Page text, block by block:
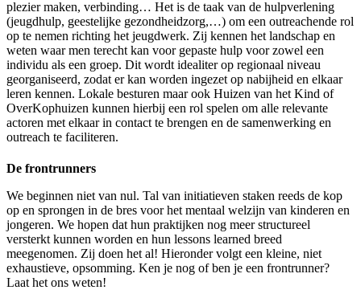
plezier maken, verbinding… Het is de taak van de hulpverlening
(jeugdhulp, geestelijke gezondheidzorg,…) om een outreachende rol
op te nemen richting het jeugdwerk. Zij kennen het landschap en
weten waar men terecht kan voor gepaste hulp voor zowel een
individu als een groep. Dit wordt idealiter op regionaal niveau
georganiseerd, zodat er kan worden ingezet op nabijheid en elkaar
leren kennen. Lokale besturen maar ook Huizen van het Kind of
OverKophuizen kunnen hierbij een rol spelen om alle relevante
actoren met elkaar in contact te brengen en de samenwerking en
outreach te faciliteren.
De frontrunners
We beginnen niet van nul. Tal van initiatieven staken reeds de kop
op en sprongen in de bres voor het mentaal welzijn van kinderen en
jongeren. We hopen dat hun praktijken nog meer structureel
versterkt kunnen worden en hun lessons learned breed
meegenomen. Zij doen het al! Hieronder volgt een kleine, niet
exhaustieve, opsomming. Ken je nog of ben je een frontrunner?
Laat het ons weten!